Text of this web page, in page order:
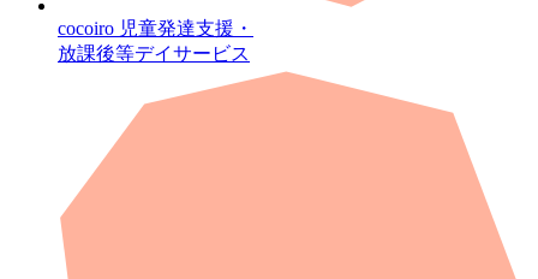
cocoiro 児童発達支援・
放課後等デイサービス